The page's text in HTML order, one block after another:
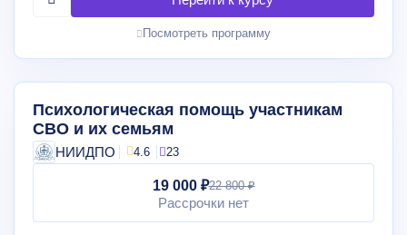
Посмотреть программу
Психологическая помощь участникам
СВО и их семьям
НИИДПО 4.6 23
19 000 ₽22 800 ₽
Рассрочки нет